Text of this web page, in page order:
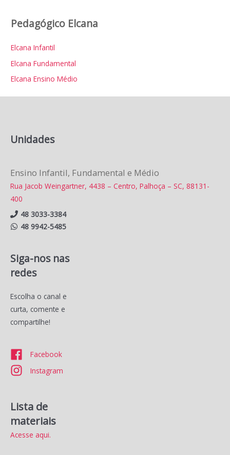
Pedagógico Elcana
Elcana Infantil
Elcana Fundamental
Elcana Ensino Médio
Unidades
Ensino Infantil, Fundamental e Médio
Rua Jacob Weingartner, 4438 – Centro, Palhoça – SC, 88131-
400
48 3033-3384
48 9942-5485
Siga-nos nas
redes
Escolha o canal e
curta, comente e
compartilhe!
Facebook
Instagram
Lista de
materiais
Acesse aqui.